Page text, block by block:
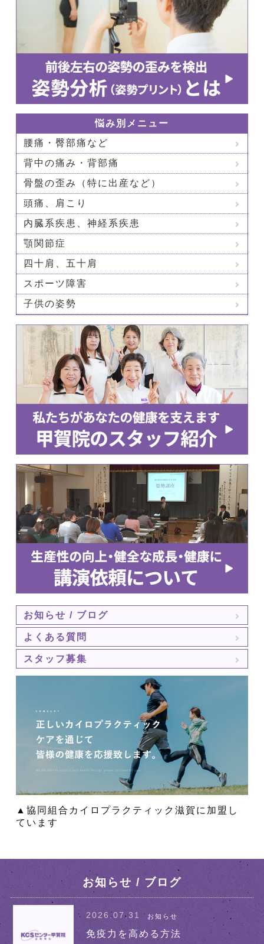
悩み別メニュー
腰痛・臀部痛など
背中の痛み・背部痛
骨盤の歪み（特に出産など）
頭痛、肩こり
内臓系疾患、神経系疾患
顎関節症
四十肩、五十肩
スポーツ障害
子供の姿勢
お知らせ / ブログ
よくある質問
スタッフ募集
▲協同組合カイロプラクティック滋賀に加盟し
ています
お知らせ / ブログ
2026.07.31 お知らせ
免疫力を高める方法